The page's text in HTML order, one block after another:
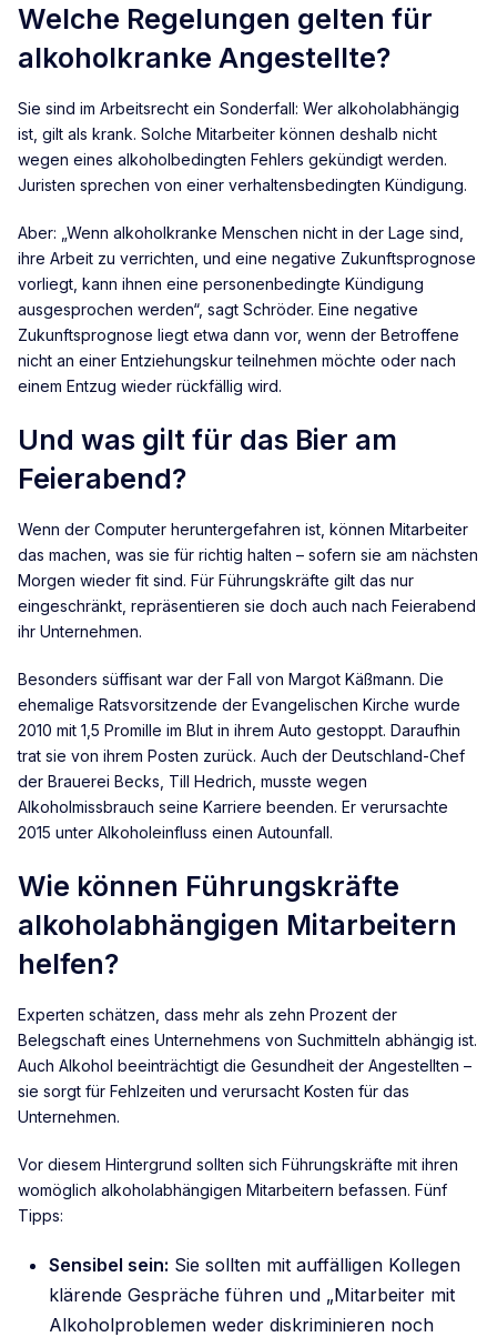
Welche Regelungen gelten für
alkoholkranke Angestellte?
Sie sind im Arbeitsrecht ein Sonderfall: Wer alkoholabhängig
ist, gilt als krank. Solche Mitarbeiter können deshalb nicht
wegen eines alkoholbedingten Fehlers gekündigt werden.
Juristen sprechen von einer verhaltensbedingten Kündigung.
Aber: „Wenn alkoholkranke Menschen nicht in der Lage sind,
ihre Arbeit zu verrichten, und eine negative Zukunftsprognose
vorliegt, kann ihnen eine personenbedingte Kündigung
ausgesprochen werden“, sagt Schröder. Eine negative
Zukunftsprognose liegt etwa dann vor, wenn der Betroffene
nicht an einer Entziehungskur teilnehmen möchte oder nach
einem Entzug wieder rückfällig wird.
Und was gilt für das Bier am
Feierabend?
Wenn der Computer heruntergefahren ist, können Mitarbeiter
das machen, was sie für richtig halten – sofern sie am nächsten
Morgen wieder fit sind. Für Führungskräfte gilt das nur
eingeschränkt, repräsentieren sie doch auch nach Feierabend
ihr Unternehmen.
Besonders süffisant war der Fall von Margot Käßmann. Die
ehemalige Ratsvorsitzende der Evangelischen Kirche wurde
2010 mit 1,5 Promille im Blut in ihrem Auto gestoppt. Daraufhin
trat sie von ihrem Posten zurück. Auch der Deutschland-Chef
der Brauerei Becks, Till Hedrich, musste wegen
Alkoholmissbrauch seine Karriere beenden. Er verursachte
2015 unter Alkoholeinfluss einen Autounfall.
Wie können Führungskräfte
alkoholabhängigen Mitarbeitern
helfen?
Experten schätzen, dass mehr als zehn Prozent der
Belegschaft eines Unternehmens von Suchmitteln abhängig ist.
Auch Alkohol beeinträchtigt die Gesundheit der Angestellten –
sie sorgt für Fehlzeiten und verursacht Kosten für das
Unternehmen.
Vor diesem Hintergrund sollten sich Führungskräfte mit ihren
womöglich alkoholabhängigen Mitarbeitern befassen. Fünf
Tipps:
Sensibel sein: Sie sollten mit auffälligen Kollegen
klärende Gespräche führen und „Mitarbeiter mit
Alkoholproblemen weder diskriminieren noch